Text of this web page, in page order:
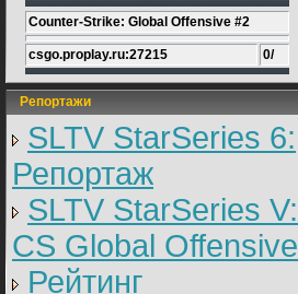
Counter-Strike: Global Offensive #2
csgo.proplay.ru:27215 0/
Репортажи
SLTV StarSeries 6:
Репортаж
SLTV StarSeries V:
CS Global Offensive
Рейтинг